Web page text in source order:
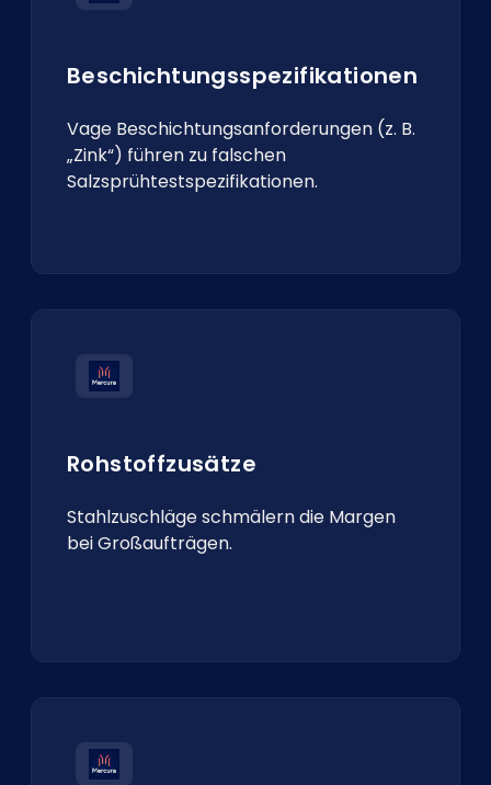
Beschichtungsspezifikationen
Vage Beschichtungsanforderungen (z. B.
„Zink“) führen zu falschen
Salzsprühtestspezifikationen.
Rohstoffzusätze
Stahlzuschläge schmälern die Margen
bei Großaufträgen.